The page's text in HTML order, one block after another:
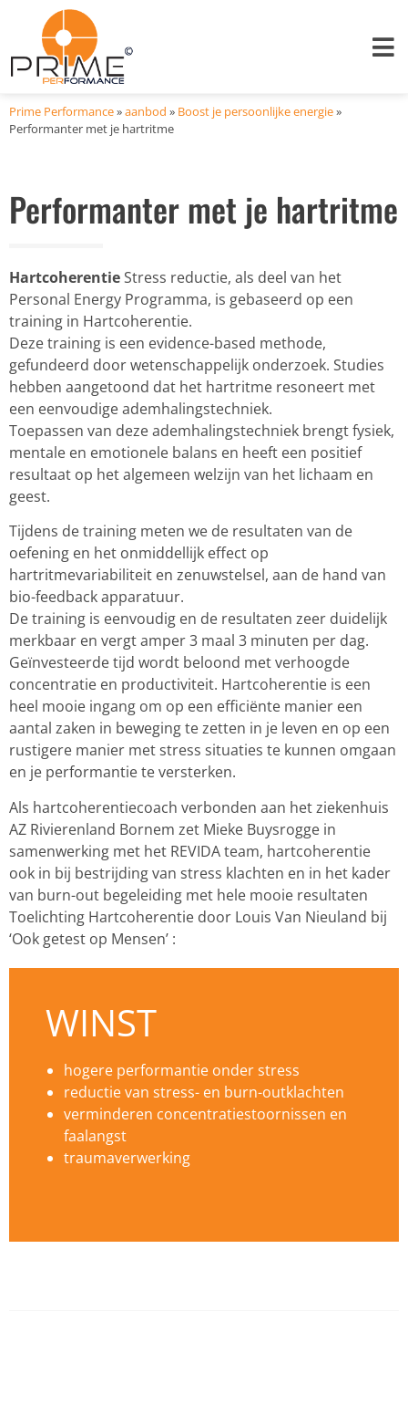
Prime Performance»aanbod » Boost je persoonlijke energie»
Performanter met je hartritme
Performanter met je hartritme
HartcoherentieStress reductie, als deel van het
Personal Energy Programma, is gebaseerd op een
training in Hartcoherentie.
Deze training is een evidence-based methode,
gefundeerd door wetenschappelijk onderzoek. Studies
hebben aangetoond dat het hartritme resoneert met
een eenvoudige ademhalingstechniek.
Toepassen van deze ademhalingstechniek brengt fysiek,
mentale en emotionele balans en heeft een positief
resultaat op het algemeen welzijn van het lichaam en
geest.
Tijdens de training meten we de resultaten van de
oefening en het onmiddellijk effect op
hartritmevariabiliteit en zenuwstelsel, aan de hand van
bio-feedback apparatuur.
De training is eenvoudig en de resultaten zeer duidelijk
merkbaar en vergt amper 3 maal 3 minuten per dag.
Geïnvesteerde tijd wordt beloond met verhoogde
concentratie en productiviteit. Hartcoherentie is een
heel mooie ingang om op een efficiënte manier een
aantal zaken in beweging te zetten in je leven en op een
rustigere manier met stress situaties te kunnen omgaan
en je performantie te versterken.
Als hartcoherentiecoach verbonden aan het ziekenhuis
AZ Rivierenland Bornem zet Mieke Buysrogge in
samenwerking met het REVIDA team, hartcoherentie
ook in bij bestrijding van stress klachten en in het kader
van burn-out begeleiding met hele mooie resultaten
Toelichting Hartcoherentie door Louis Van Nieuland bij
‘Ook getest op Mensen’ :
WINST
hogere performantie onder stress
reductie van stress- en burn-outklachten
verminderen concentratiestoornissen en
faalangst
traumaverwerking